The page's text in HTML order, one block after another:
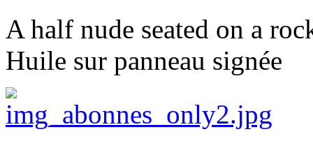
A half nude seated on a
Huile sur panneau signée